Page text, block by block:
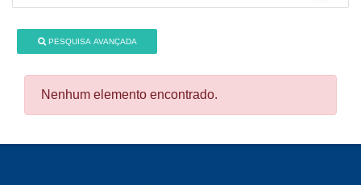
PESQUISA AVANÇADA
Nenhum elemento encontrado.